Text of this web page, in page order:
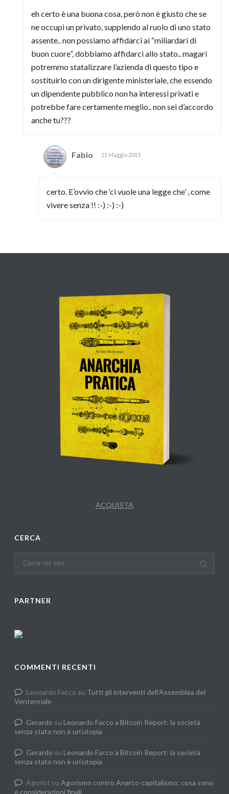
eh certo è una buona cosa, però non è giusto che se
ne occupi un privato, supplendo al ruolo di uno stato
assente.. non possiamo affidarci ai “miliardari di
buon cuore”, dobbiamo affidarci allo stato.. magari
potremmo statalizzare l’azienda di questo tipo e
sostituirlo con un dirigente ministeriale, che essendo
un dipendente pubblico non ha interessi privati e
potrebbe fare certamente meglio.. non sei d’accordo
anche tu???
Fabio 11 Maggio 2015
certo. E’ovvio che ‘ci vuole una legge che’ , come
vivere senza !! :-) :-) :-)
ACQUISTA
CERCA
PARTNER
COMMENTI RECENTI
Leonardo Facco su Tutti gli interventi dell’Assemblea del
Ventennale
Gerardo su Leonardo Facco a Bitcoin Report: la società
senza stato non è un’utopia
Gerardo su Leonardo Facco a Bitcoin Report: la società
senza stato non è un’utopia
Agorist suAgorismo contro Anarco-capitalismo: cosa sono
e considerazioni finali